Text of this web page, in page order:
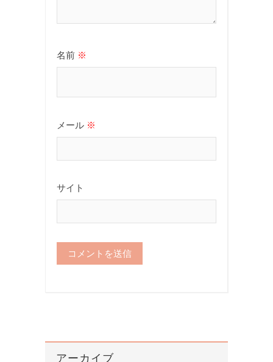
名前 ※
メール ※
サイト
アーカイブ